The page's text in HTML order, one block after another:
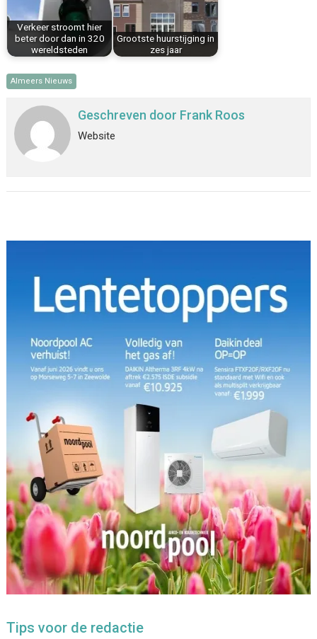
Verkeer stroomt hier
beter door dan in 320
wereldsteden
Grootste huurstijging in
zes jaar
Almeers Nieuws
Geschreven door Frank Roos
Website
Tips voor de redactie